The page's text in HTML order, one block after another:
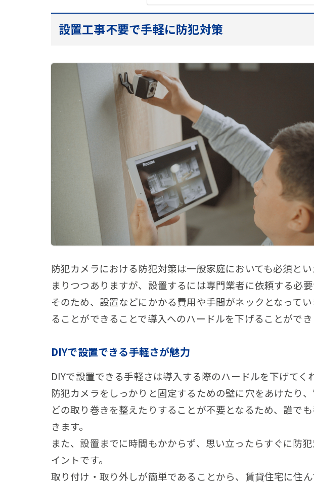
設置工事不要で手軽に防犯対策
防犯カメラにおける防犯対策は一般家庭においても必須と
まりつつありますが、設置するには専門業者に依頼する必要
そのため、設置などにかかる費用や手間がネックとなって
ることができることで導入へのハードルを下げることができ
DIYで設置できる手軽さが魅力
DIYで設置できる手軽さは導入する際のハードルを下げてく
防犯カメラをしっかりと固定するための壁に穴をあけたり
どの取り巻きを整えたりすることが不要となるため、誰で
きます。
また、設置までに時間もかからず、思い立ったらすぐに防
イントです。
取り付け・取り外しが簡単であることから、賃貸住宅に住